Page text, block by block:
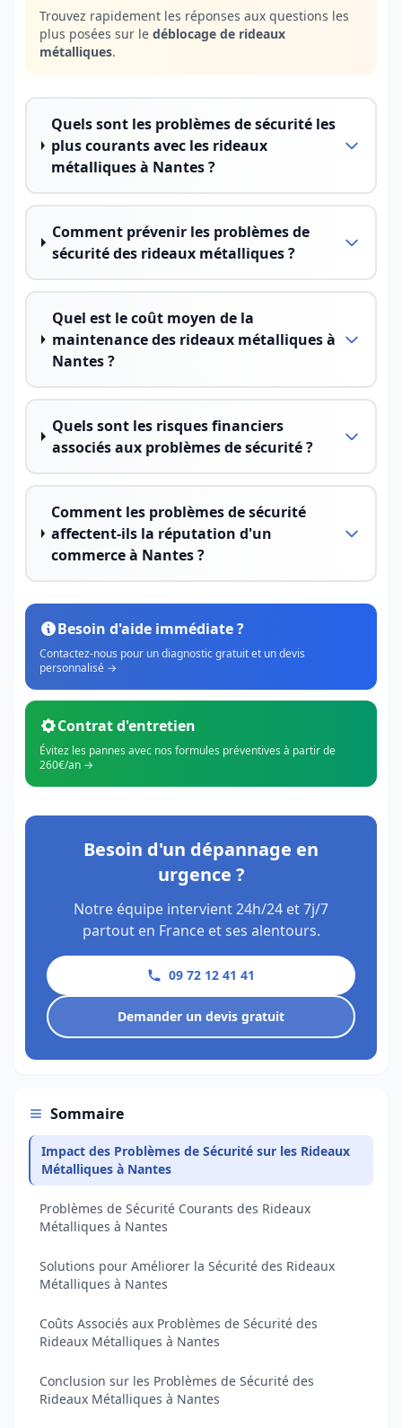
Trouvez rapidement les réponses aux questions les
plus posées sur le déblocage de rideaux
métalliques.
Quels sont les problèmes de sécurité les
plus courants avec les rideaux
métalliques à Nantes ?
Comment prévenir les problèmes de
sécurité des rideaux métalliques ?
Quel est le coût moyen de la
maintenance des rideaux métalliques à
Nantes ?
Quels sont les risques financiers
associés aux problèmes de sécurité ?
Comment les problèmes de sécurité
affectent-ils la réputation d'un
commerce à Nantes ?
Besoin d'aide immédiate ?
Contactez-nous pour un diagnostic gratuit et un devis
personnalisé →
Contrat d'entretien
Évitez les pannes avec nos formules préventives à partir de
260€/an →
Besoin d'un dépannage en
urgence ?
Notre équipe intervient 24h/24 et 7j/7
partout en France et ses alentours.
09 72 12 41 41
Demander un devis gratuit
Sommaire
Impact des Problèmes de Sécurité sur les Rideaux
Métalliques à Nantes
Problèmes de Sécurité Courants des Rideaux
Métalliques à Nantes
Solutions pour Améliorer la Sécurité des Rideaux
Métalliques à Nantes
Coûts Associés aux Problèmes de Sécurité des
Rideaux Métalliques à Nantes
Conclusion sur les Problèmes de Sécurité des
Rideaux Métalliques à Nantes